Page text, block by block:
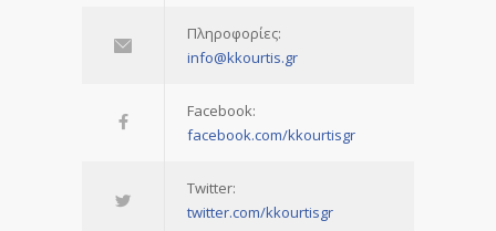
Πληροφορίες:
info@kkourtis.gr
Facebook:
facebook.com/kkourtisgr
Twitter:
twitter.com/kkourtisgr